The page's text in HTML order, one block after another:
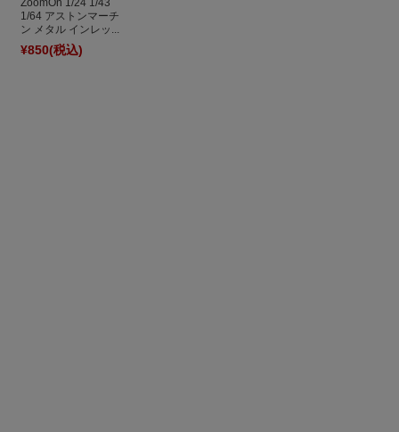
1/64 アストンマーチ
ン メタル インレッ...
¥850(税込)